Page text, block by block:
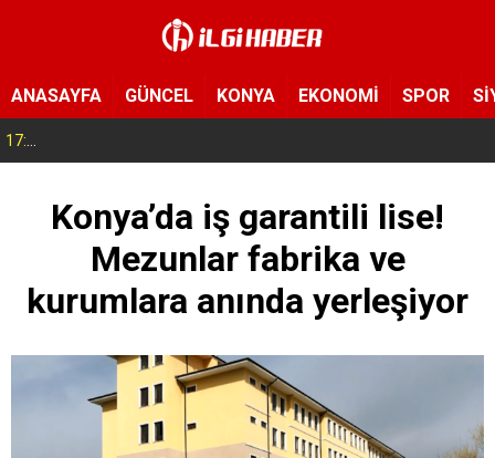
ANASAYFA GÜNCEL KONYA EKONOMİ SPOR
17:14
Konya’da iş garantili lise!
Mezunlar fabrika ve
kurumlara anında yerleşiyor